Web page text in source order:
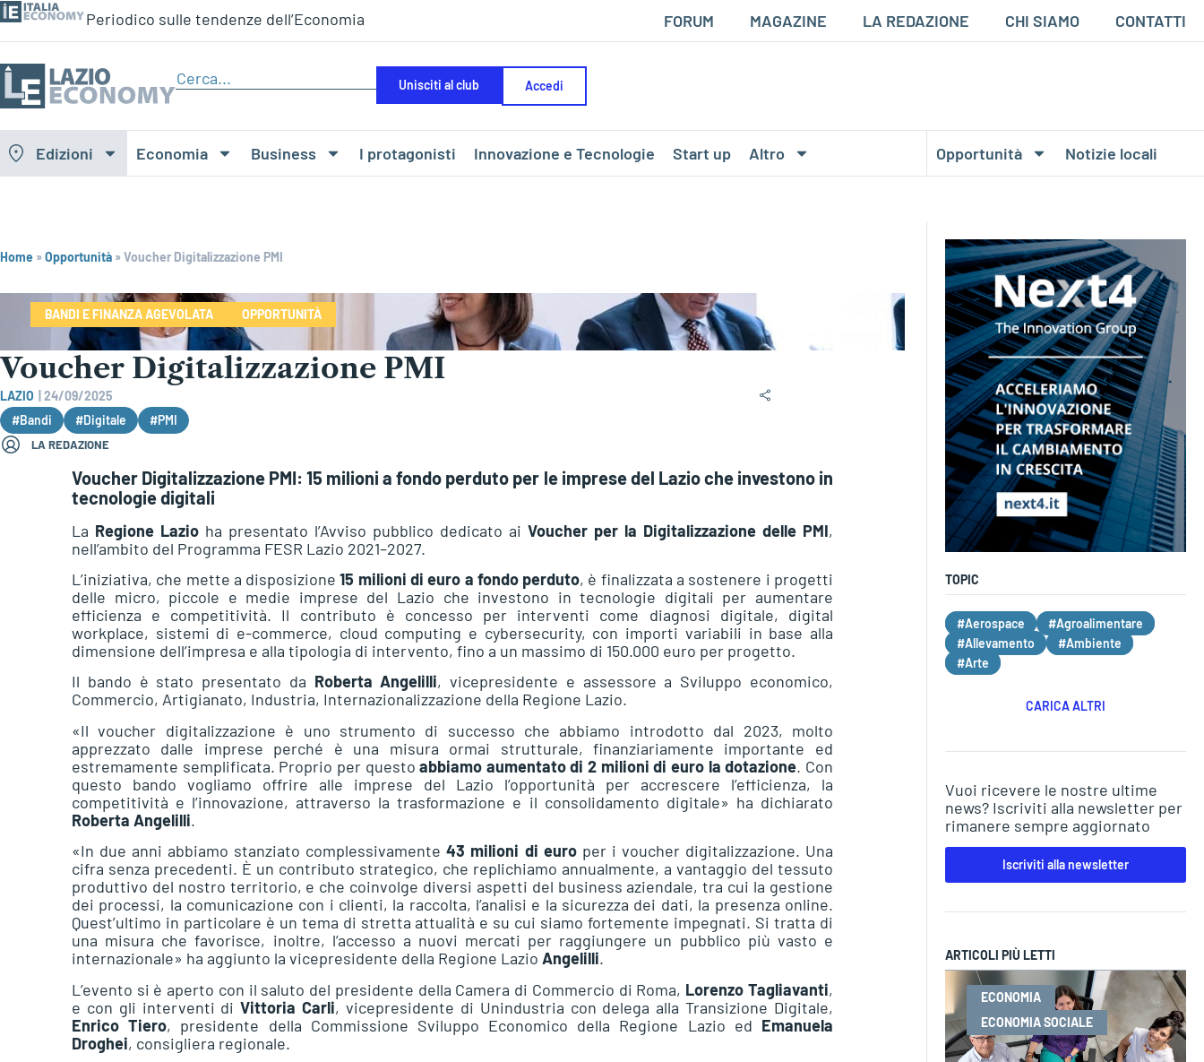
Periodico sulle tendenze dell’Economia FORUM MAGAZINE LA REDAZIONE CHI SIAMO CONTATTI
Unisciti al club Accedi
Edizioni Economia Business I protagonisti Innovazione e Tecnologie Start up Altro Opportunità Notizie locali
Home »Opportunità »Voucher Digitalizzazione PMI
BANDI E FINANZA AGEVOLATA OPPORTUNITÀ
Voucher Digitalizzazione PMI
LAZIO
24/09/2025
#Bandi
#Digitale #PMI
LA REDAZIONE
Voucher Digitalizzazione PMI: 15 milioni a fondo perduto per le imprese del Lazio che investono in
tecnologie digitali
La Regione Lazio ha presentato l’Avviso pubblico dedicato ai Voucher per la Digitalizzazione delle PMI,
nell’ambito del Programma FESR Lazio 2021–2027.
L’iniziativa, che mette a disposizione15 milioni di euro a fondo perduto, è finalizzata a sostenere i progetti
delle micro, piccole e medie imprese del Lazio che investono in tecnologie digitali per aumentare
efficienza e competitività. Il contributo è concesso per interventi come diagnosi digitale, digital
workplace, sistemi di e-commerce, cloud computing e cybersecurity, con importi variabili in base alla
dimensione dell’impresa e alla tipologia di intervento, fino a un massimo di 150.000 euro per progetto.
Il bando è stato presentato da Roberta Angelilli, vicepresidente e assessore a Sviluppo economico,
Commercio, Artigianato, Industria, Internazionalizzazione della Regione Lazio.
«Il voucher digitalizzazione è uno strumento di successo che abbiamo introdotto dal 2023, molto
apprezzato dalle imprese perché è una misura ormai strutturale, finanziariamente importante ed
estremamente semplificata. Proprio per questoabbiamo aumentato di 2 milioni di euro la dotazione. Con
questo bando vogliamo offrire alle imprese del Lazio l’opportunità per accrescere l’efficienza, la
competitività e l’innovazione, attraverso la trasformazione e il consolidamento digitale» ha dichiarato
Roberta Angelilli.
«In due anni abbiamo stanziato complessivamente43 milioni di europer i voucher digitalizzazione. Una
cifra senza precedenti. È un contributo strategico, che replichiamo annualmente, a vantaggio del tessuto
produttivo del nostro territorio, e che coinvolge diversi aspetti del business aziendale, tra cui la gestione
dei processi, la comunicazione con i clienti, la raccolta, l’analisi e la sicurezza dei dati, la presenza online.
Quest’ultimo in particolare è un tema di stretta attualità e su cui siamo fortemente impegnati. Si tratta di
una misura che favorisce, inoltre, l’accesso a nuovi mercati per raggiungere un pubblico più vasto e
internazionale» ha aggiunto la vicepresidente della Regione Lazio Angelilli.
L’evento si è aperto con il saluto del presidente della Camera di Commercio di Roma, Lorenzo Tagliavanti,
e con gli interventi diVittoria Carli, vicepresidente di Unindustria con delega alla Transizione Digitale,
Enrico Tiero, presidente della Commissione Sviluppo Economico della Regione Lazio ed Emanuela
Droghei, consigliera regionale.
TOPIC
#Aerospace
#Agroalimentare
#Allevamento
#Ambiente
#Arte
CARICA ALTRI
Vuoi ricevere le nostre ultime
news? Iscriviti alla newsletter per
rimanere sempre aggiornato
Iscriviti alla newsletter
ARTICOLI PIÙ LETTI
ECONOMIA
ECONOMIA SOCIALE